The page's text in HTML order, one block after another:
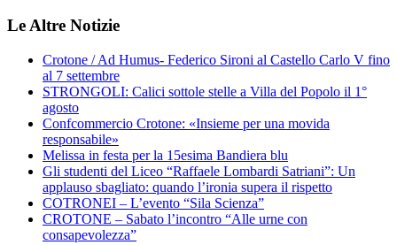
Le Altre Notizie
Crotone / Ad Humus- Federico Sironi al Castello Carlo V fino
al 7 settembre
STRONGOLI: Calici sottole stelle a Villa del Popolo il 1°
agosto
Confcommercio Crotone: «Insieme per una movida
responsabile»
Melissa in festa per la 15esima Bandiera blu
Gli studenti del Liceo “Raffaele Lombardi Satriani”: Un
applauso sbagliato: quando l’ironia supera il rispetto
COTRONEI – L’evento “Sila Scienza”
CROTONE – Sabato l’incontro “Alle urne con
consapevolezza”